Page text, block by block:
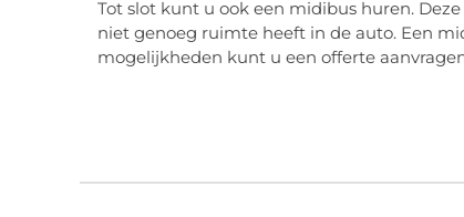
Tot slot kunt u ook een midibus huren.
niet genoeg ruimte heeft in de auto. Een
mogelijkheden kunt u een offerte